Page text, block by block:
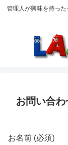
管理人が興味を持っ
お問い合わ
お名前 (必須)